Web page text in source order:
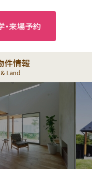
・来場予約
件情報
Land